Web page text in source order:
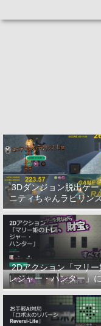
3Dダンジョン脱出ゲー
ニティちゃんラビリン
について
2Dアクション「マリ
レジャー・ハンター」